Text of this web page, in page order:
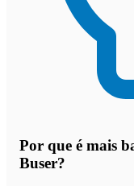
Por que é mais
Buser?